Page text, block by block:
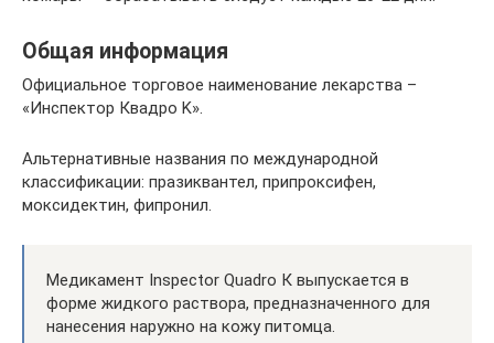
Общая информация
Официальное торговое наименование лекарства –
«Инспектор Квадро K».
Альтернативные названия по международной
классификации: празиквантел, припроксифен,
моксидектин, фипронил.
Медикамент Inspector Quadro К выпускается в
форме жидкого раствора, предназначенного для
нанесения наружно на кожу питомца.